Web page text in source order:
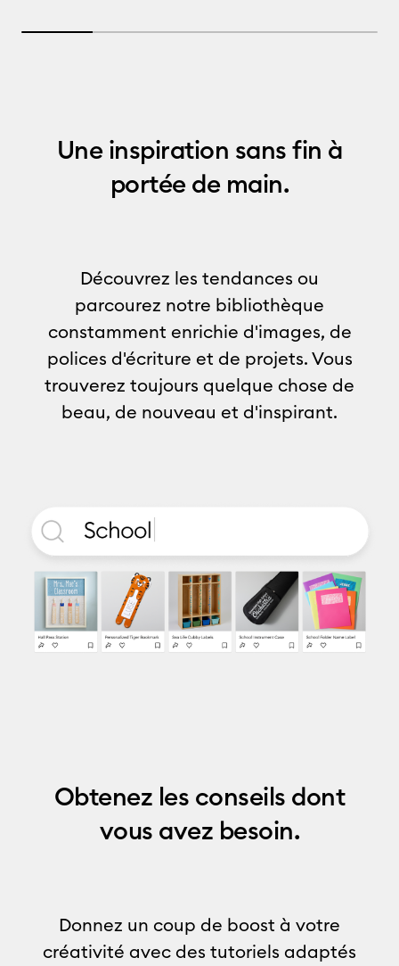
20% completed
Une inspiration sans fin à
portée de main.
Découvrez les tendances ou
parcourez notre bibliothèque
constamment enrichie d'images, de
polices d'écriture et de projets. Vous
trouverez toujours quelque chose de
beau, de nouveau et d'inspirant.
Obtenez les conseils dont
vous avez besoin.
Donnez un coup de boost à votre
créativité avec des tutoriels adaptés